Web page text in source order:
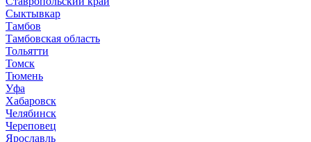
Сыктывкар
Тамбов
Тамбовская область
Тольятти
Томск
Тюмень
Уфа
Хабаровск
Челябинск
Череповец
Ярославль